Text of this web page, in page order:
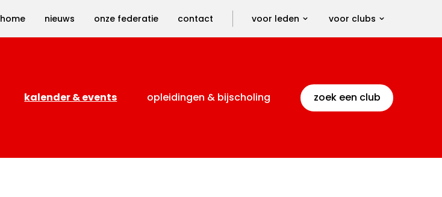
home nieuws onze federatie contact voor leden voor clubs
kalender & events opleidingen & bijscholing zoek een club